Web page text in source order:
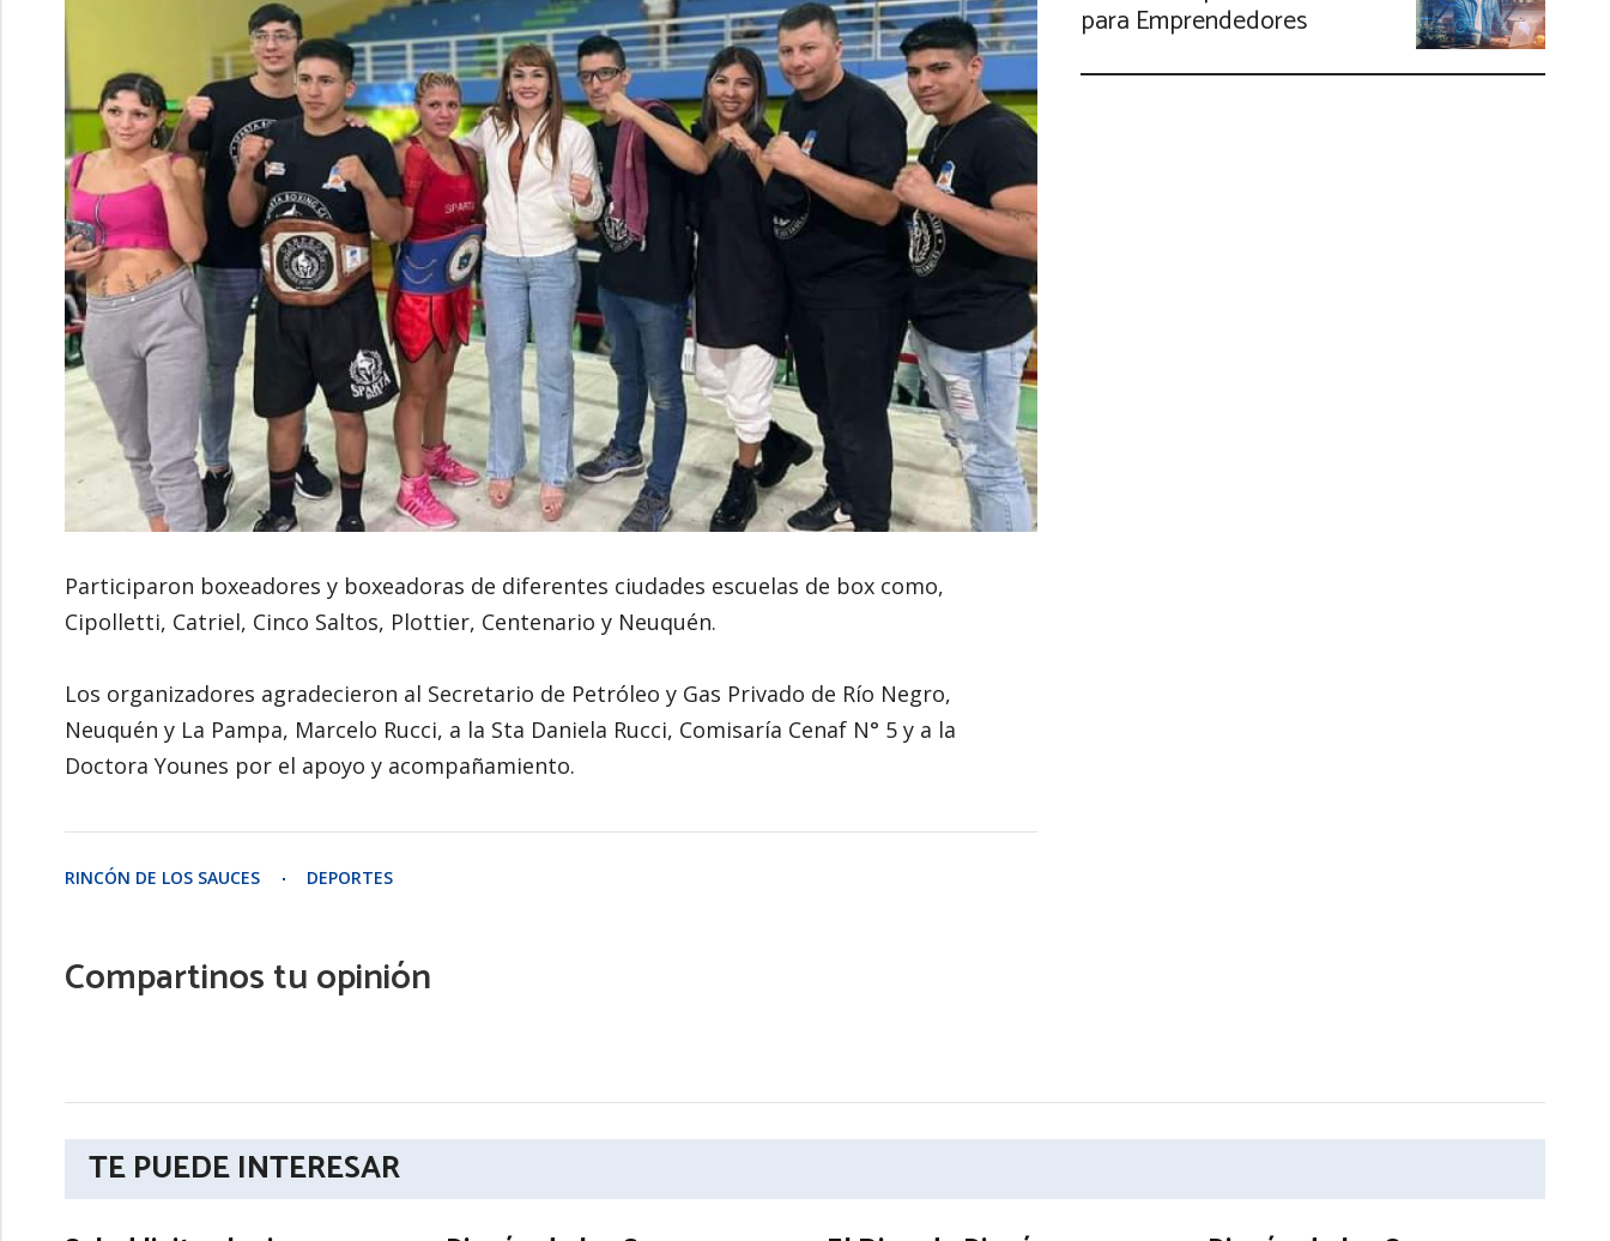
Participaron boxeadores y boxeadoras de diferentes ciudades escuelas de box como,
Cipolletti, Catriel, Cinco Saltos, Plottier, Centenario y Neuquén.
Los organizadores agradecieron al Secretario de Petróleo y Gas Privado de Río Negro,
Neuquén y La Pampa, Marcelo Rucci, a la Sta Daniela Rucci, Comisaría Cenaf N° 5 y a la
Doctora Younes por el apoyo y acompañamiento.
RINCÓN DE LOS SAUCES DEPORTES
Compartinos tu opinión
para Emprendedores
TE PUEDE INTERESAR